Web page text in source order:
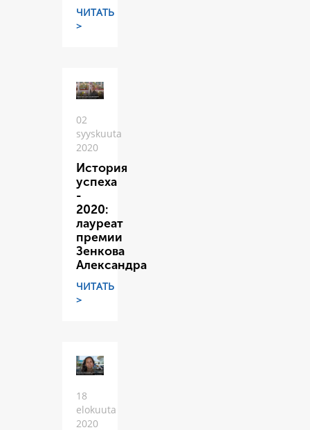
ЧИТАТЬ
>
02
syyskuuta
2020
История
успеха
-
2020:
лауреат
премии
Зенкова
Александра
ЧИТАТЬ
>
18
elokuuta
2020